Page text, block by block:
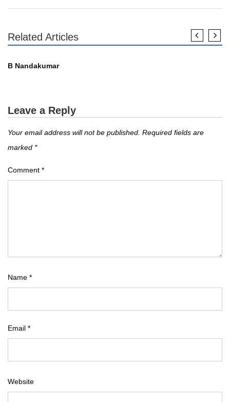
Related Articles
എഴുത്തുകാർ
B Nandakumar
Leave a Reply
Your email address will not be published. Required fields are
marked *
Comment *
Name *
Email *
Website